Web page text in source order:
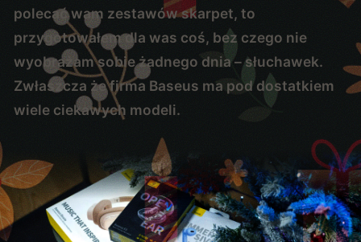
polecać wam zestawów skarpet, to
przygotowałem dla was coś, bez czego nie
wyobrażam sobie żadnego dnia – słuchawek.
Zwłaszcza że firma Baseus ma pod dostatkiem
wiele ciekawych modeli.